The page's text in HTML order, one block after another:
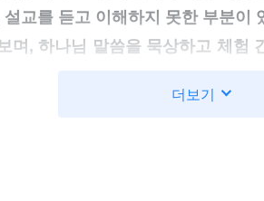
교를 듣고 이해하지 못한 부분이
며, 하나님 말씀을 묵상하고 체험
연스럽게 이렇게 실행한다. 하
않는다. 그래서 본분 이행으로 바
갖고 진리를 갈망하며 자신의 생
더보기